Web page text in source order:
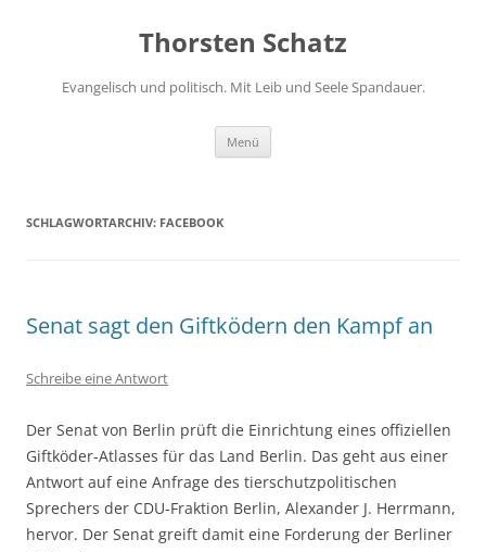
Thorsten Schatz
Evangelisch und politisch. Mit Leib und Seele Spandauer.
Menü
SCHLAGWORTARCHIV: FACEBOOK
Senat sagt den Giftködern den Kampf an
Schreibe eine Antwort
Der Senat von Berlin prüft die Einrichtung eines offiziellen
Giftköder-Atlasses für das Land Berlin. Das geht aus einer
Antwort auf eine Anfrage des tierschutzpolitischen
Sprechers der CDU-Fraktion Berlin, Alexander J. Herrmann,
hervor. Der Senat greift damit eine Forderung der Berliner